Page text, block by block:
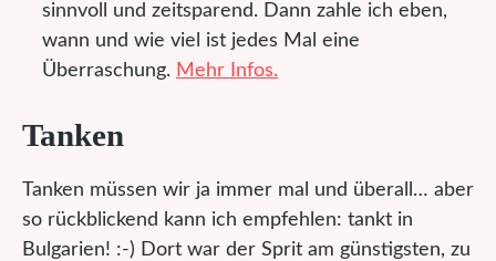
sinnvoll und zeitsparend. Dann zahle ich eben,
wann und wie viel ist jedes Mal eine
Überraschung. Mehr Infos.
Tanken
Tanken müssen wir ja immer mal und überall… aber
so rückblickend kann ich empfehlen: tankt in
Bulgarien! :-) Dort war der Sprit am günstigsten, zu